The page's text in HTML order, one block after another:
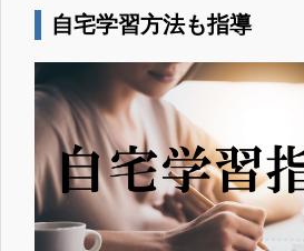
自宅学習方法も指導